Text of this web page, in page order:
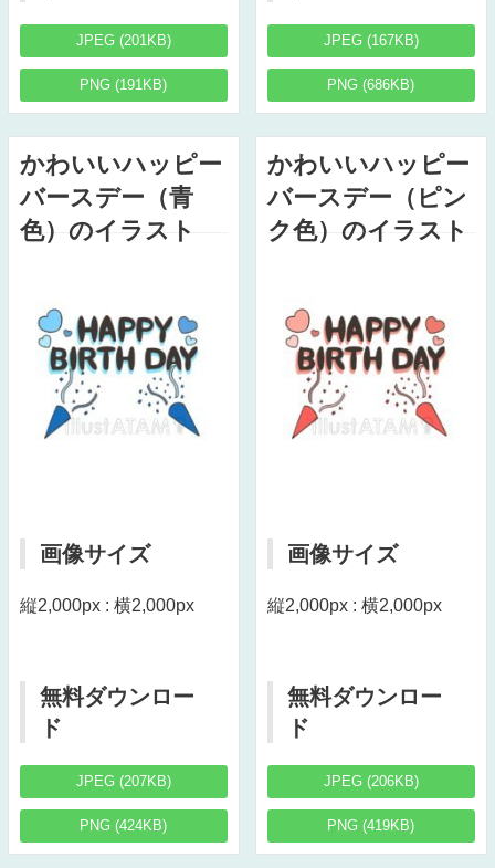
JPEG (201KB)
PNG (191KB)
JPEG (167KB)
PNG (686KB)
かわいいハッピー
バースデー（青
色）のイラスト
画像サイズ
縦2,000px : 横2,000px
無料ダウンロー
ド
JPEG (207KB)
PNG (424KB)
かわいいハッピー
バースデー（ピン
ク色）のイラスト
画像サイズ
縦2,000px : 横2,000px
無料ダウンロー
ド
JPEG (206KB)
PNG (419KB)